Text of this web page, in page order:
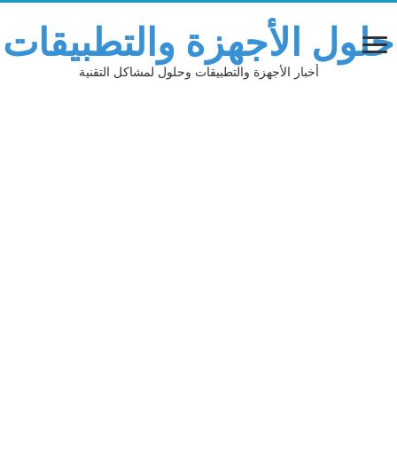
حلول الأجهزة والتطبيقات
أخبار الأجهزة والتطبيقات وحلول لمشاكل التقنية